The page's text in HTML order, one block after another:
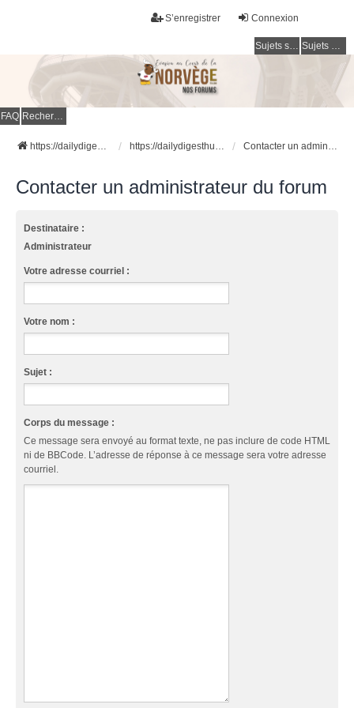
Connexion
S’enregistrer
Sujets sans réponse Sujets actifs
FAQ Rechercher
https://dailydigesthub.com https://dailydigesthub.com Contacter un administrateur du forum
Contacter un administrateur du forum
Destinataire :
Administrateur
Votre adresse courriel :
Votre nom :
Sujet :
Corps du message :
Ce message sera envoyé au format texte, ne pas inclure de code HTML
ni de BBCode. L’adresse de réponse à ce message sera votre adresse
courriel.